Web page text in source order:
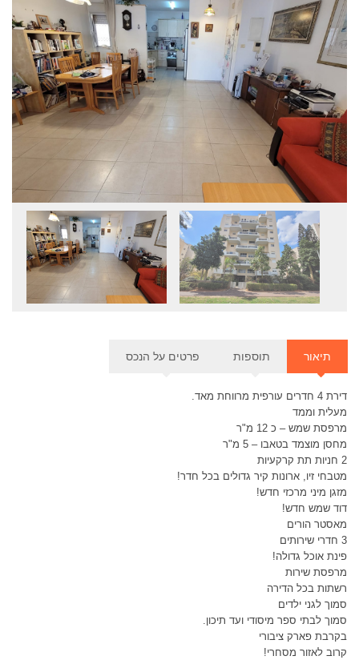
תוספות
דירת 4 חדרים עורפית מרווחת מאד.
מעלית וממד
מרפסת שמש – כ 12 מ"ר
מחסן מוצמד בטאבו – 5 מ"ר
2 חניות תת קרקעיות
מטבחי זיו, ארונות קיר גדולים בכל חדר!
מזגן מיני מרכזי חדש!
דוד שמש חדש!
מאסטר הורים
3 חדרי שירותים
פינת אוכל גדולה!
מרפסת שירות
רשתות בכל הדירה
סמוך לגני ילדים
סמוך לבתי ספר מיסודי ועד תיכון.
בקרבת פארק ציבורי
קרוב לאזור מסחרי!